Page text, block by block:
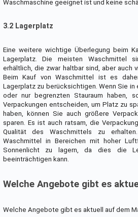
Waschmaschine geeignet ist und keine
3.2 Lagerplatz
Eine weitere wichtige Überlegung beim
Lagerplatz. Die meisten Waschmittel
erhältlich, die zwar haltbar sind, aber auch
Beim Kauf von Waschmittel ist es
Lagerplatz zu berücksichtigen. Wenn Sie in
oder nur begrenzten Stauraum haben,
Verpackungen entscheiden, um Platz zu
haben, können Sie auch größere
sparen. Es ist auch ratsam, die
Qualität des Waschmittels zu
Waschmittel in Bereichen mit hoher
Sonnenlicht zu lagern, da dies die
beeinträchtigen kann.
Welche Angebote gibt es
Welche Angebote gibt es aktuell auf dem